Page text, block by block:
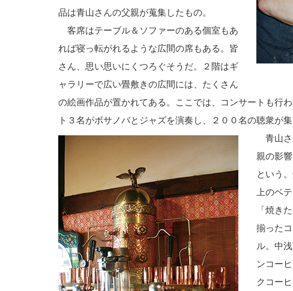
品は青山さんの父親が蒐集したもの。
客席はテーブル＆ソファーのある個室もあ
れば寝っ転がれるような広間の席もある。皆
さん、思い思いにくつろぐそうだ。２階はギ
ャラリーで広い畳敷きの広間には、たくさん
の絵画作品が置かれてある。ここでは、コンサートも行
ト３名がボサノバとジャズを演奏し、２００名の聴衆が集
青山さ
親の影
という
上のベ
「焼き
揃った
ル。中
ンコー
クコー